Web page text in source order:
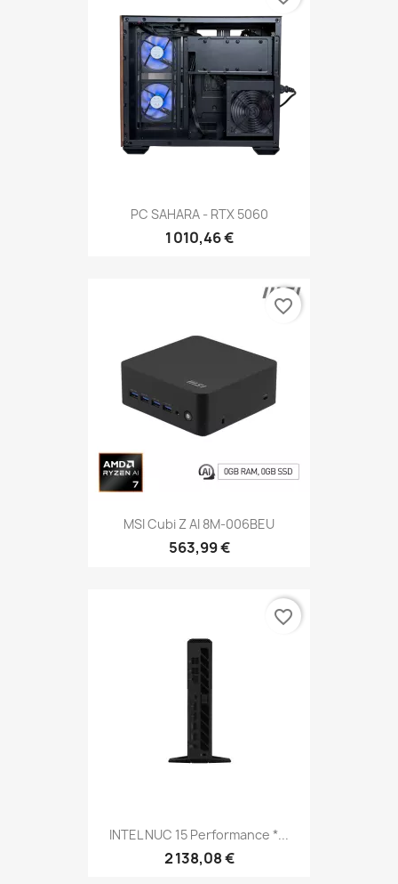
PC SAHARA - RTX 5060
1 010,46 €
MSI Cubi Z AI 8M-006BEU
563,99 €
favorite_border
INTEL NUC 15 Performance *...
2 138,08 €
favorite_border